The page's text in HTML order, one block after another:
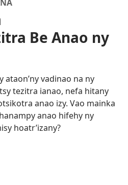
Be Anao ny
ataon’ny vadinao na ny
tezitra ianao, nefa hitany
anao izy. Vao mainka
anao hifehy ny
hoatr’izany?